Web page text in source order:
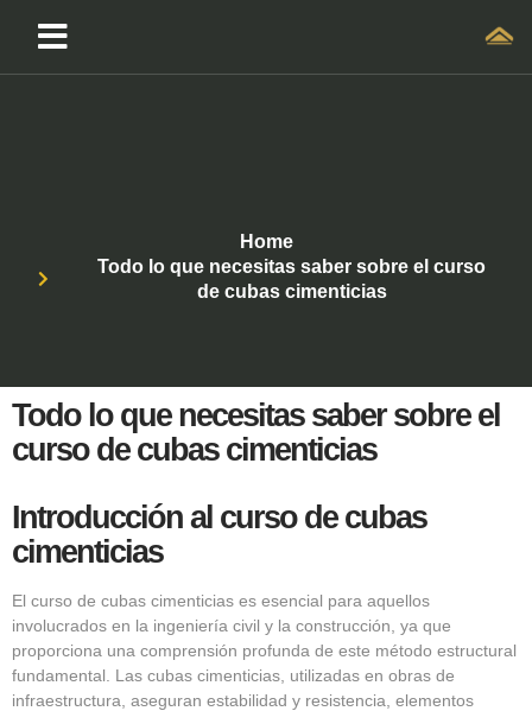
Home
Todo lo que necesitas saber sobre el curso
de cubas cimenticias
Todo lo que necesitas saber sobre el
curso de cubas cimenticias
Introducción al curso de cubas
cimenticias
El curso de cubas cimenticias es esencial para aquellos
involucrados en la ingeniería civil y la construcción, ya que
proporciona una comprensión profunda de este método estructural
fundamental. Las cubas cimenticias, utilizadas en obras de
infraestructura, aseguran estabilidad y resistencia, elementos